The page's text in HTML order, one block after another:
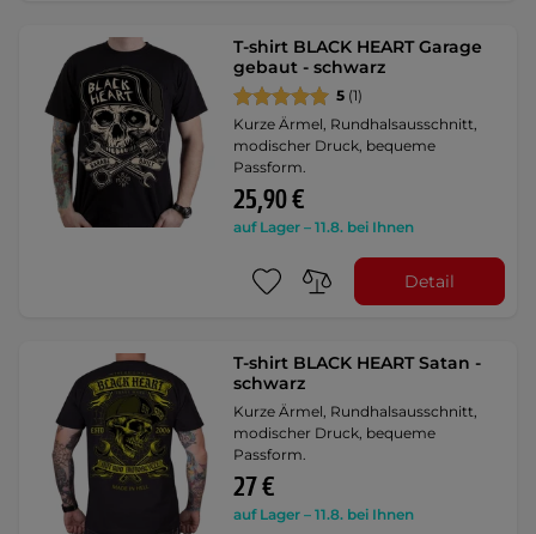
T-shirt BLACK HEART Garage
gebaut - schwarz
5 (1)
Kurze Ärmel, Rundhalsausschnitt,
modischer Druck, bequeme
Passform.
25,90 €
auf Lager – 11.8. bei Ihnen
Detail
T-shirt BLACK HEART Satan -
schwarz
Kurze Ärmel, Rundhalsausschnitt,
modischer Druck, bequeme
Passform.
27 €
auf Lager – 11.8. bei Ihnen